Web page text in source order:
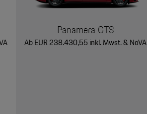
Panamera GTS
Ab EUR 238.430,55 inkl. Mwst. & NoVA